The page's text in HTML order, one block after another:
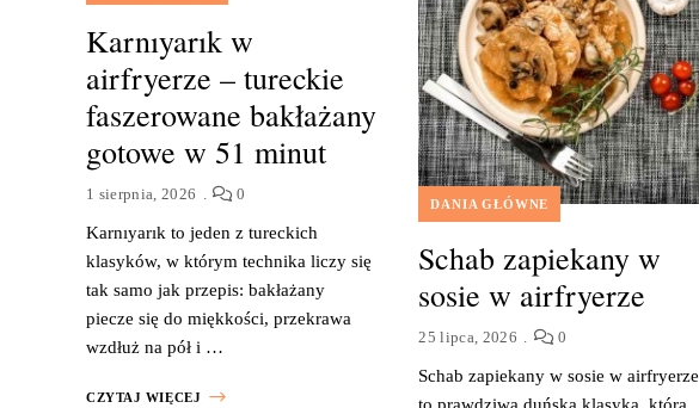
Karnıyarık w
airfryerze – tureckie
faszerowane bakłażany
gotowe w 51 minut
1 sierpnia, 2026 0
Karnıyarık to jeden z tureckich
klasyków, w którym technika liczy się
tak samo jak przepis: bakłażany
piecze się do miękkości, przekrawa
wzdłuż na pół i …
CZYTAJ WIĘCEJ
DANIA GŁÓWNE
Schab zapiekany w
sosie w airfryerze
25 lipca, 2026 0
Schab zapiekany w sosie w airfryerze
to prawdziwa duńska klasyka, która